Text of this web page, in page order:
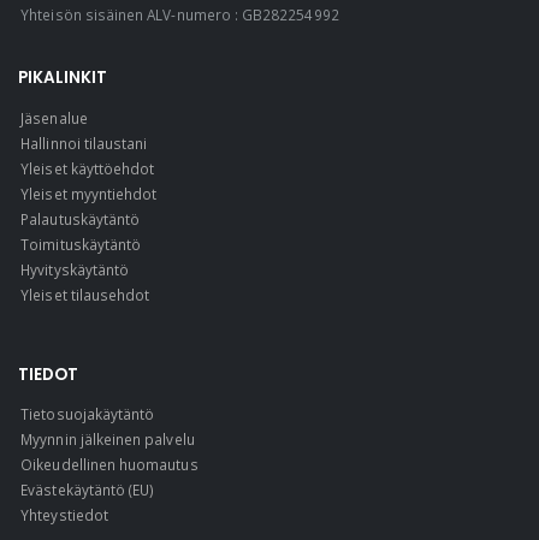
Yhteisön sisäinen ALV-numero : GB282254992
PIKALINKIT
Jäsenalue
Hallinnoi tilaustani
Yleiset käyttöehdot
Yleiset myyntiehdot
Palautuskäytäntö
Toimituskäytäntö
Hyvityskäytäntö
Yleiset tilausehdot
TIEDOT
Tietosuojakäytäntö
Myynnin jälkeinen palvelu
Oikeudellinen huomautus
Evästekäytäntö (EU)
Yhteystiedot